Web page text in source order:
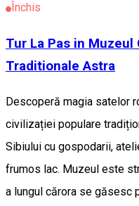
Închis
Tur La Pas in
Traditionale Astra
Descoperă magia satelor
civilizației populare
Sibiului cu gospodarii,
frumos lac. Muzeul este
a lungul cărora se găsesc